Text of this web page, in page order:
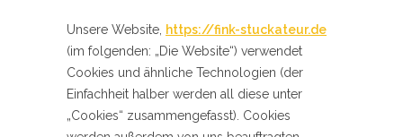
Unsere Website, https://fink-stuckateur.de
(im folgenden: „Die Website“) verwendet
Cookies und ähnliche Technologien (der
Einfachheit halber werden all diese unter
„Cookies“ zusammengefasst). Cookies